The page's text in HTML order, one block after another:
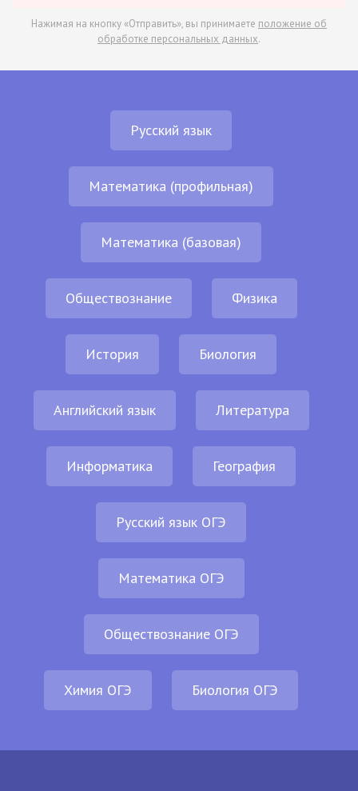
Нажимая на кнопку «Отправить», вы принимаете положение об
обработке персональных данных.
Русский язык
Математика (профильная)
Математика (базовая)
Обществознание Физика
История Биология
Английский язык Литература
Информатика География
Русский язык ОГЭ
Математика ОГЭ
Обществознание ОГЭ
Химия ОГЭ Биология ОГЭ